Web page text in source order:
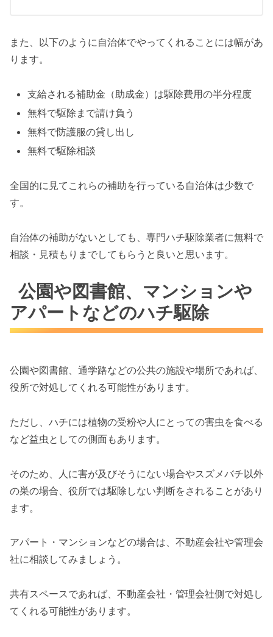
また、以下のように自治体でやってくれることには幅があ
ります。
支給される補助金（助成金）は駆除費用の半分程度
無料で駆除まで請け負う
無料で防護服の貸し出し
無料で駆除相談
全国的に見てこれらの補助を行っている自治体は少数で
す。
自治体の補助がないとしても、専門ハチ駆除業者に無料で
相談・見積もりまでしてもらうと良いと思います。
公園や図書館、マンションや
アパートなどのハチ駆除
公園や図書館、通学路などの公共の施設や場所であれば、
役所で対処してくれる可能性があります。
ただし、ハチには植物の受粉や人にとっての害虫を食べる
など益虫としての側面もあります。
そのため、人に害が及びそうにない場合やスズメバチ以外
の巣の場合、役所では駆除しない判断をされることがあり
ます。
アパート・マンションなどの場合は、不動産会社や管理会
社に相談してみましょう。
共有スペースであれば、不動産会社・管理会社側で対処し
てくれる可能性があります。